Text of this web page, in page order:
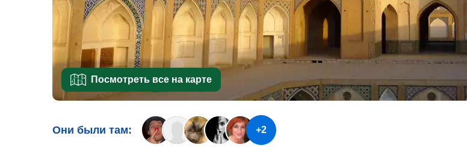
Посмотреть все на карте
Они были там: +2